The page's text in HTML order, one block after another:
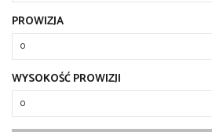
PROWIZJA
WYSOKOŚĆ PROWIZJI